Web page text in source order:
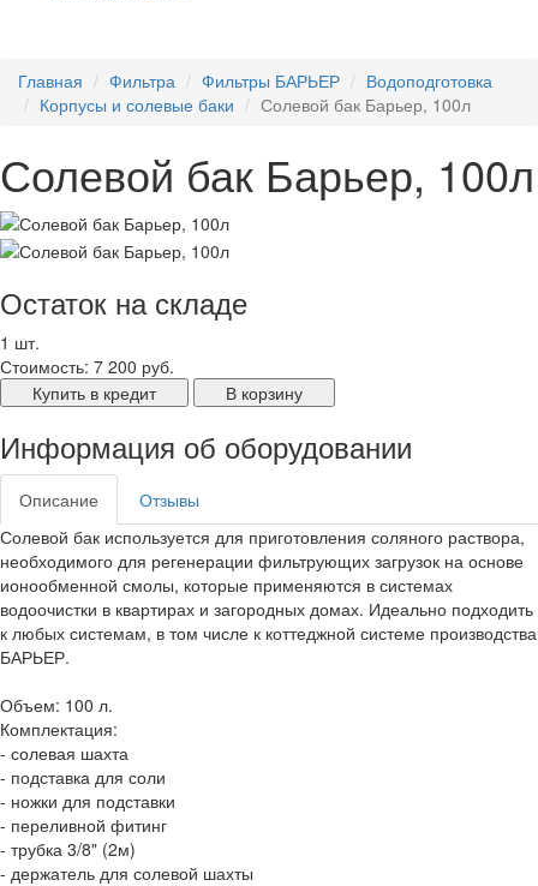
Главная Фильтра Фильтры БАРЬЕР
Водоподготовка
Корпусы и солевые баки
Солевой бак Барьер, 100л
Солевой бак Барьер, 100л
Остаток на складе
1 шт.
Стоимость: 7 200 руб.
Купить в кредит
В корзину
Информация об оборудовании
Описание
Отзывы
Солевой бак используется для приготовления соляного раствора,
необходимого для регенерации фильтрующих загрузок на основе
ионообменной смолы, которые применяются в системах
водоочистки в квартирах и загородных домах. Идеально подходить
к любых системам, в том числе к коттеджной системе производства
БАРЬЕР.
Объем: 100 л.
Комплектация:
- солевая шахта
- подставка для соли
- ножки для подставки
- переливной фитинг
- трубка 3/8" (2м)
- держатель для солевой шахты